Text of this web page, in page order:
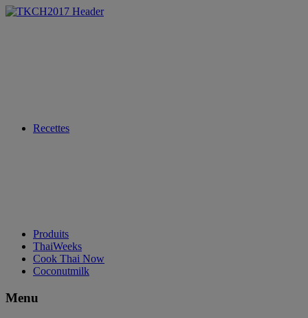
Recettes
Produits
ThaiWeeks
Cook Thai Now
Coconutmilk
Menu